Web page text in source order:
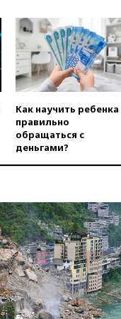
Как научить ребенка
правильно
обращаться с
деньгами?